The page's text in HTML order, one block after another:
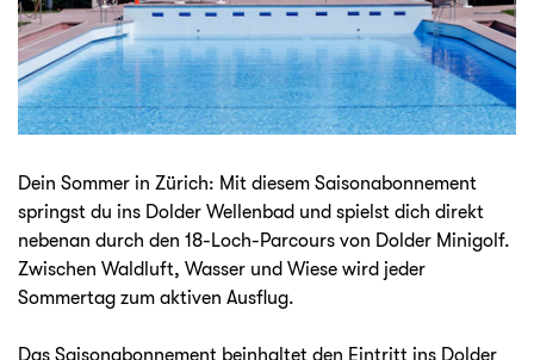
Dein Sommer in Zürich: Mit diesem Saisonabonnement
springst du ins Dolder Wellenbad und spielst dich direkt
nebenan durch den 18-Loch-Parcours von Dolder Minigolf.
Zwischen Waldluft, Wasser und Wiese wird jeder
Sommertag zum aktiven Ausflug.